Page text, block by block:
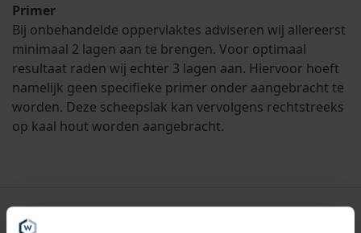
Primer
Bij onbehandelde oppervlaktes adviseren wij allereerst
minimaal 2 lagen aan te brengen. Voor optimaal
resultaat raden wij echter 3 lagen aan. Hiervoor hoeft
namelijk geen specifieke primer onder aangebracht te
worden. Deze scheepslak kan vervolgens rechtstreeks
op kaal hout worden aangebracht.
Specificaties